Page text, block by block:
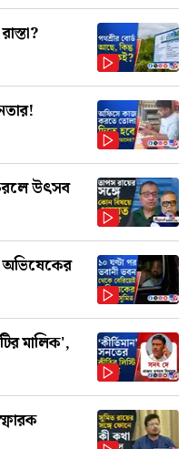
উৎসব
মালিক',